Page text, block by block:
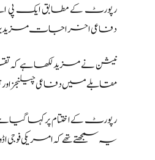
دفاعی اخراجات مزید بڑھ
مقابلے میں دفاعی چیلنجز
رپورٹ کے اختتام پر کہا
یہ سمجھتے تھے کہ امریکی فوجی